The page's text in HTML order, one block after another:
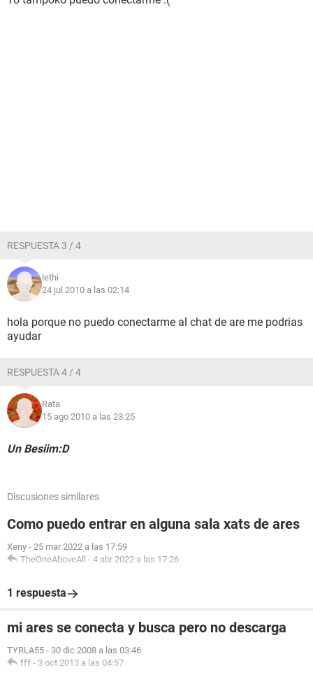
RESPUESTA 3 / 4
lethi
24 jul 2010 a las 02:14
hola porque no puedo conectarme al chat de are me podrias
ayudar
RESPUESTA 4 / 4
Rata
15 ago 2010 a las 23:25
Un Besiim:D
Discusiones similares
Como puedo entrar en alguna sala xats de ares
Xeny - 25 mar 2022 a las 17:59
TheOneAboveAll - 4 abr 2022 a las 17:26
1 respuesta
mi ares se conecta y busca pero no descarga
TYRLA55 - 30 dic 2008 a las 03:46
fff - 3 oct 2013 a las 04:57